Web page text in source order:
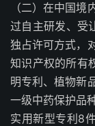
（二）在中国
过自主研发、受
独占许可方式，
知识产权的所有
明专利、植物新
一级中药保护品
实用新型专利8